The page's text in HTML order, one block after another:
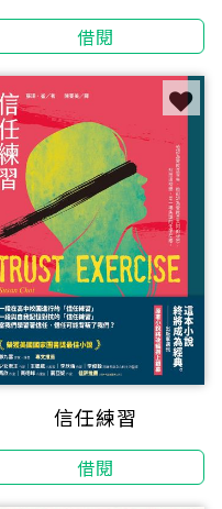
借閱
信任練習
借閱